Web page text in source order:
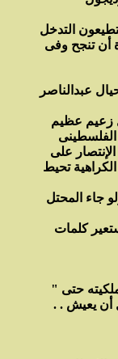
التدخل
أن تنجح وفى
عبدالناصر
لرحيل زعيم عظيم
الفلسطينى
على
تحيط
جاء المحتل
كلمات
" إن المجتمع منقسم إلى قسمين أومنقسم إلى طبقتين : طبقة الملاك والمستغلين وطبقة الأجراء ، والملاك المستغلون الذين أقصدهم هنا ليسوا كل الملاك ، ولكن المالك الذى يستغل ملكيته حتى
أن يعيش . .